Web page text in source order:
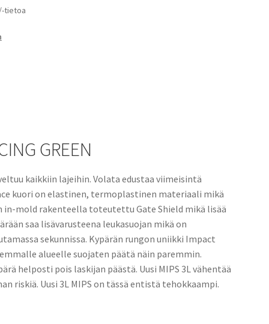
tietoa
GREEN
kaikkiin lajeihin. Volata edustaa viimeisintä
kuori on elastinen, termoplastinen materiaali mikä
in-mold rakenteella toteutettu Gate Shield mikä lisää
saa lisävarusteena leukasuojan mikä on
sekunnissa. Kypärän rungon uniikki Impact
alueelle suojaten päätä näin paremmin.
helposti pois laskijan päästä. Uusi MIPS 3L vähentää
riskiä. Uusi 3L MIPS on tässä entistä tehokkaampi.